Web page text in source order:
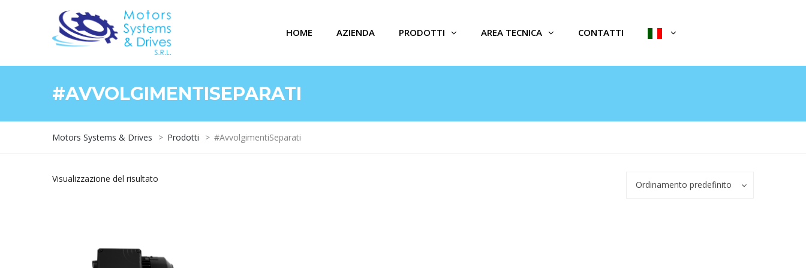
HOME AZIENDA PRODOTTI AREA TECNICA CONTATTI
#AVVOLGIMENTISEPARATI
Motors Systems & Drives > Prodotti > #AvvolgimentiSeparati
Visualizzazione del risultato
Ordinamento predefinito